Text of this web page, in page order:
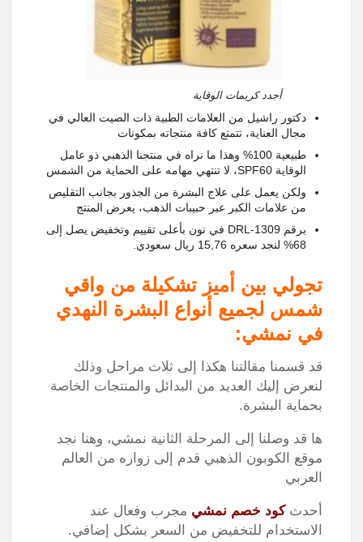
أجدد كريمات الوقاية
دكتور راشيل من العلامات الطبية ذات الصيت العالي في
مجال العناية، تتمتع كافة منتجاته بمكونات
طبيعية 100% وهذا ما نراه في منتجنا الذهبي ذو عامل
الوقاية
لا تنتهي مهامه على الحماية من الشمس
ولكن يعمل على علاج البشرة من الجذور بجانب التقليص
من علامات الكبر عبر حبيبات الذهب، يعرض المنتج
برقم
في نون بأعلى تقييم وتخفيض يصل إلى
68% لنجد سعره 15,76 ريال سعودي
.
تجولي بين أميز تشكيلة من واقي
شمس لجميع أنواع البشرة النهدي
في نمشي:
قد قسمنا مقالتنا هكذا إلى ثلاث مراحل وذلك
لنعرض إليك العديد من البدائل والمنتجات الخاصة
بحماية البشرة.
ها قد وصلنا إلى المرحلة الثانية نمشي، وهنا نجد
موقع الكوبون الذهبي قدم إلى زواره من العالم
العربي
أحدثكود خصم نمشي مجرب وفعال عند
الاستخدام للتخفيض من السعر بشكل إضافي.